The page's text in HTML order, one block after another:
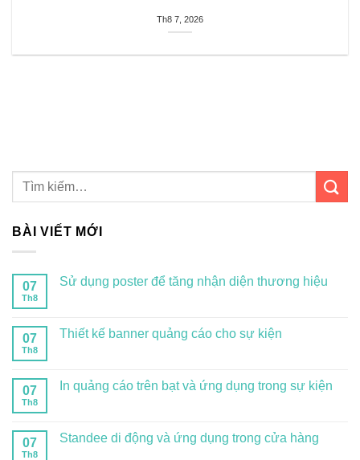
Th8 7, 2026
BÀI VIẾT MỚI
07
Th8
Sử dụng poster để tăng nhận diện thương hiệu
07
Th8
Thiết kế banner quảng cáo cho sự kiện
07
Th8
In quảng cáo trên bạt và ứng dụng trong sự kiện
07
Th8
Standee di động và ứng dụng trong cửa hàng